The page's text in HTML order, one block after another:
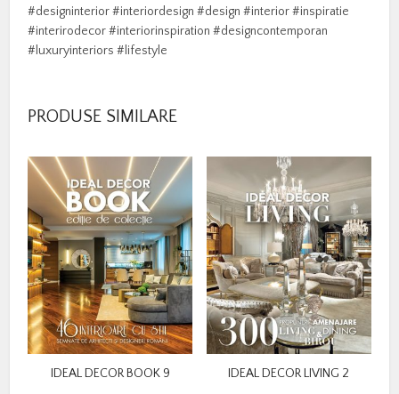
#designinterior #interiordesign #design #interior #inspiratie
#interirodecor #interiorinspiration #designcontemporan
#luxuryinteriors #lifestyle
PRODUSE SIMILARE
IDEAL DECOR BOOK 9 IDEAL DECOR LIVING 2